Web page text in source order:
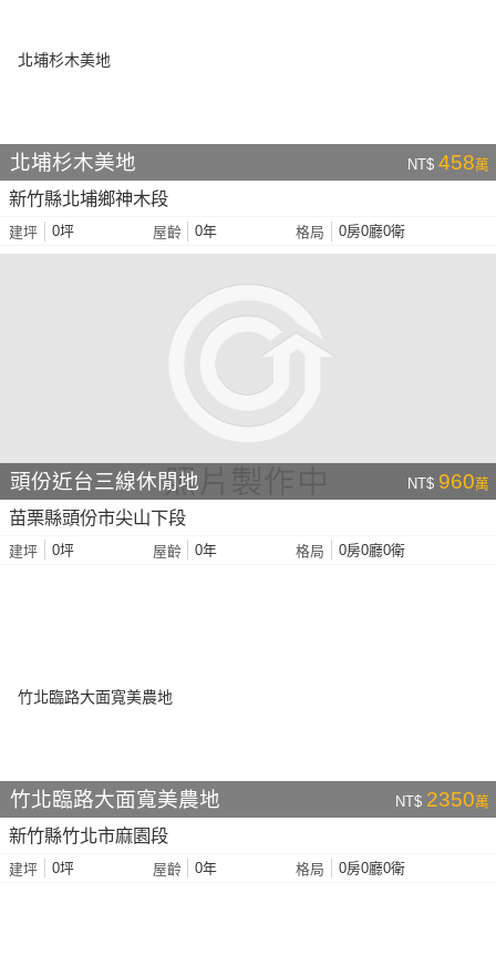
北埔杉木美地 NT$ 458萬
新竹縣北埔鄉神木段
建坪 0坪 屋齡 0年 格局 0房0廳0衛
頭份近台三線休閒地 NT$ 960萬
苗栗縣頭份市尖山下段
建坪 0坪 屋齡 0年 格局 0房0廳0衛
竹北臨路大面寬美農地 NT$ 2350萬
新竹縣竹北市麻園段
建坪 0坪 屋齡 0年 格局 0房0廳0衛